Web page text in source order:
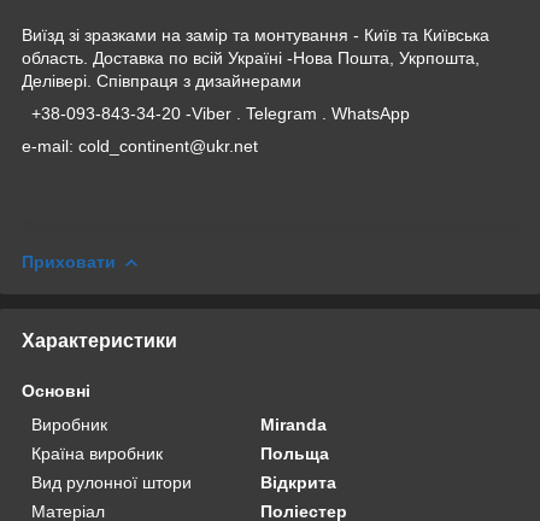
Виїзд зі зразками на замір та монтування - Київ та Київська
область. Доставка по всій Україні -Нова Пошта, Укрпошта,
Делівері. Співпраця з дизайнерами
+38-093-843-34-20 -Viber . Telegram . WhatsApp
e-mail: cold_continent@ukr.net
Приховати
Характеристики
Основні
Виробник
Miranda
Країна виробник
Польща
Вид рулонної штори
Відкрита
Матеріал
Поліестер